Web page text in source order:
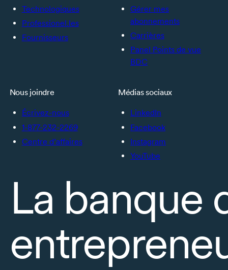
Technologiques
Professionel.les
Fournisseurs
Gérer mes
abonnements
Carrières
Panel Points de vue
BDC
Nous joindre
Écrivez-nous
1-877-232-2269
Centre d’affaires
Médias sociaux
LinkedIn
Facebook
Instagram
YouTube
La banque